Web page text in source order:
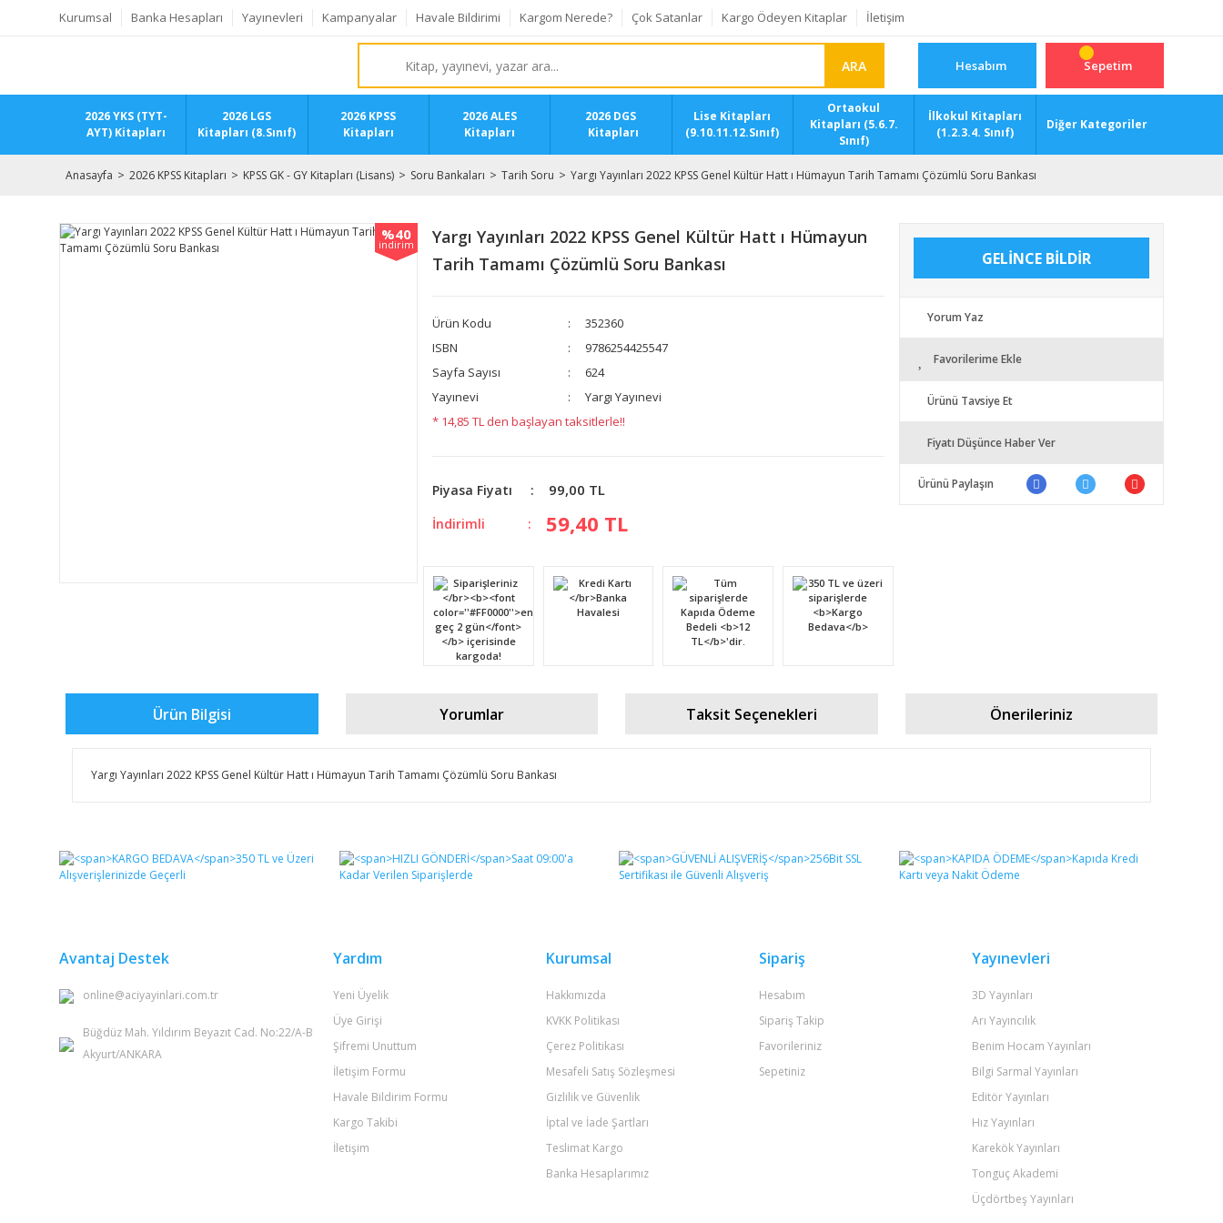
Kurumsal Banka Hesapları Yayınevleri Kampanyalar Havale Bildirimi Kargom Nerede? Çok Satanlar Kargo Ödeyen Kitaplar İletişim
ARA Hesabım Sepetim
2026 YKS (TYT-
AYT) Kitapları
2026 LGS
Kitapları (8.Sınıf)
2026 KPSS
Kitapları
2026 ALES
Kitapları
2026 DGS
Kitapları
Lise Kitapları
(9.10.11.12.Sınıf)
Ortaokul
Kitapları (5.6.7.
Sınıf)
İlkokul Kitapları
(1.2.3.4. Sınıf)
Diğer Kategoriler
Anasayfa 2026 KPSS Kitapları KPSS GK - GY Kitapları (Lisans) Soru Bankaları Tarih Soru Yargı Yayınları 2022 KPSS Genel Kültür Hatt ı Hümayun Tarih Tamamı Çözümlü Soru Bankası
%40
indirim
Yargı Yayınları 2022 KPSS Genel Kültür Hatt ı Hümayun
Tarih Tamamı Çözümlü Soru Bankası
Ürün Kodu
352360
ISBN
9786254425547
Sayfa Sayısı
624
Yayınevi
Yargı Yayınevi
* 14,85 TL den başlayan taksitlerle!!
Piyasa Fiyatı 99,00 TL
İndirimli 59,40 TL
GELİNCE BİLDİR
Yorum Yaz
Favorilerime Ekle
Ürünü Tavsiye Et
Fiyatı Düşünce Haber Ver
Ürünü Paylaşın
Ürün Bilgisi Yorumlar Taksit Seçenekleri Önerileriniz
Yargı Yayınları 2022 KPSS Genel Kültür Hatt ı Hümayun Tarih Tamamı Çözümlü Soru Bankası
Bu ürüne ilk yorumu siz yapın!
Görüş ve önerileriniz için teşekkür ederiz.
Bu ürüne benzer farklı alternatifler olmalı.
Gönder
Avantaj Destek
online@aciyayinlari.com.tr
Büğdüz Mah. Yıldırım Beyazıt Cad. No:22/A-B
Akyurt/ANKARA
Yardım
Yeni Üyelik
Üye Girişi
Şifremi Unuttum
İletişim Formu
Havale Bildirim Formu
Kargo Takibi
İletişim
Kurumsal
Hakkımızda
KVKK Politikası
Çerez Politikası
Mesafeli Satış Sözleşmesi
Gizlilik ve Güvenlik
İptal ve İade Şartları
Teslimat Kargo
Banka Hesaplarımız
Sipariş
Hesabım
Sipariş Takip
Favorileriniz
Sepetiniz
Yayınevleri
3D Yayınları
Arı Yayıncılık
Benim Hocam Yayınları
Bilgi Sarmal Yayınları
Editör Yayınları
Hız Yayınları
Karekök Yayınları
Tonguç Akademi
Üçdörtbeş Yayınları